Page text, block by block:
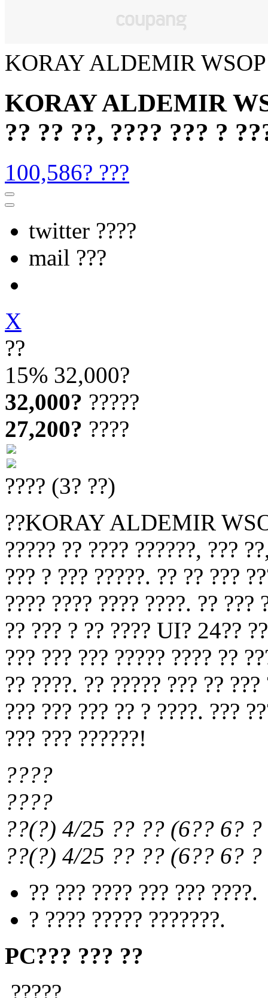
KORAY ALDEMIR WSOP
KORAY ALDEMIR
?? ?? ??, ???? ??? ?
100,586? ???
twitter ????
mail ???
X
??
15% 32,000?
32,000? ?????
27,200? ????
???? (3? ??)
??KORAY ALDEMIR
????? ?? ???? ??????, ???
??? ? ??? ?????. ?? ?? ???
???? ???? ???? ????. ?? ???
?? ??? ? ?? ???? UI? 24??
??? ??? ??? ????? ???? ??
?? ????. ?? ????? ??? ??
??? ??? ??? ?? ? ????. ???
??? ??? ??????!
????
????
??(?) 4/25 ?? ?? (6?? 6?
??(?) 4/25 ?? ?? (6?? 6?
?? ??? ???? ??? ??? ????.
? ???? ????? ???????.
PC??? ??? ??
?????